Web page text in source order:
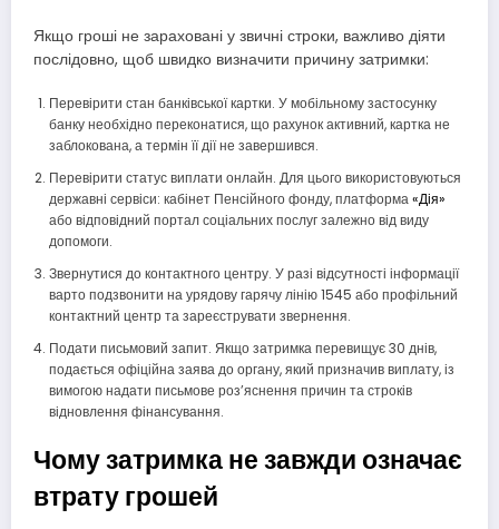
Якщо гроші не зараховані у звичні строки, важливо діяти
послідовно, щоб швидко визначити причину затримки:
Перевірити стан банківської картки. У мобільному застосунку
банку необхідно переконатися, що рахунок активний, картка не
заблокована, а термін її дії не завершився.
Перевірити статус виплати онлайн. Для цього використовуються
державні сервіси: кабінет Пенсійного фонду, платформа«Дія»
або відповідний портал соціальних послуг залежно від виду
допомоги.
Звернутися до контактного центру. У разі відсутності інформації
варто подзвонити на урядову гарячу лінію 1545 або профільний
контактний центр та зареєструвати звернення.
Подати письмовий запит. Якщо затримка перевищує 30 днів,
подається офіційна заява до органу, який призначив виплату, із
вимогою надати письмове роз’яснення причин та строків
відновлення фінансування.
Чому затримка не завжди означає
втрату грошей